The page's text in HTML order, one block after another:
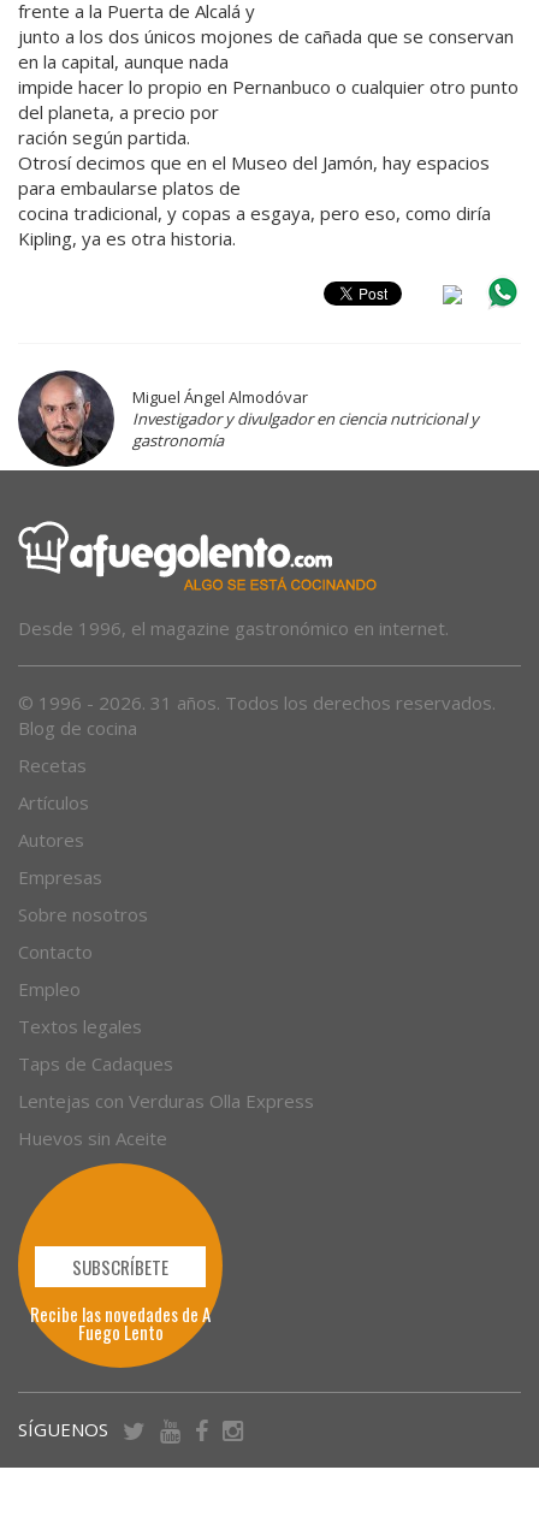
frente a la Puerta de Alcalá y
junto a los dos únicos mojones de cañada que se conservan
en la capital, aunque nada
impide hacer lo propio en Pernanbuco o cualquier otro punto
del planeta, a precio por
ración según partida.
Otrosí decimos que en el Museo del Jamón, hay espacios
para embaularse platos de
cocina tradicional, y copas a esgaya, pero eso, como diría
Kipling, ya es otra historia.
Miguel Ángel Almodóvar
Investigador y divulgador en ciencia nutricional y
gastronomía
Desde 1996, el magazine gastronómico en internet.
© 1996 - 2026. 31 años. Todos los derechos reservados.
Blog de cocina
Recetas
Artículos
Autores
Empresas
Sobre nosotros
Contacto
Empleo
Textos legales
Taps de Cadaques
Lentejas con Verduras Olla Express
Huevos sin Aceite
SUBSCRÍBETE
Recibe las novedades de A
Fuego Lento
SÍGUENOS